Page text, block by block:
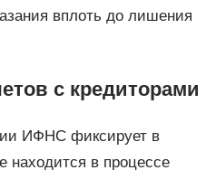
вплоть до лишения
с кредиторами
ИФНС фиксирует в
находится в процессе